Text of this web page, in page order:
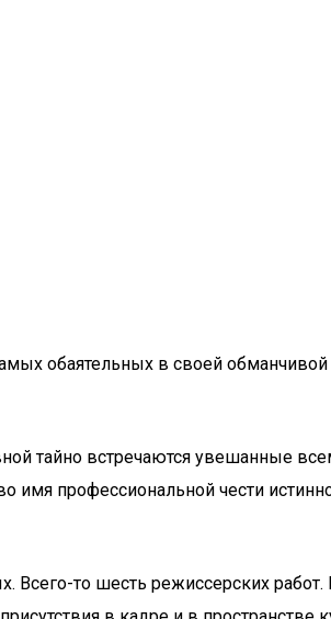
обаятельных в своей
тайно встречаются увешанные
профессиональной чести
то шесть режиссерских работ.